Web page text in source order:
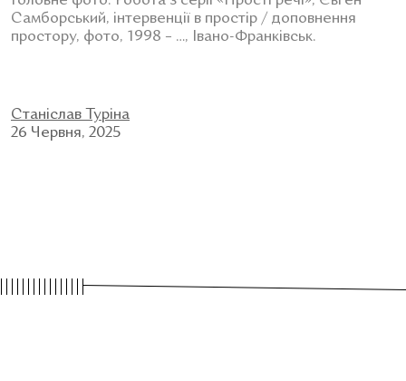
Самборський, інтервенції в простір / доповнення
простору, фото, 1998 – …, Івано-Франківськ.
Станіслав Туріна
26 Червня, 2025